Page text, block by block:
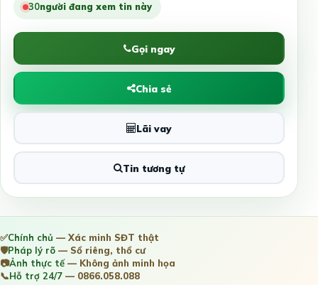
30người đang xem tin này
Gọi ngay
Chia sẻ
Lãi vay
Tin tương tự
✅Chính chủ — Xác minh SĐT thật
🛡️Pháp lý rõ — Sổ riêng, thổ cư
📷Ảnh thực tế— Không ảnh minh họa
📞Hỗ trợ 24/7 — 0866.058.088